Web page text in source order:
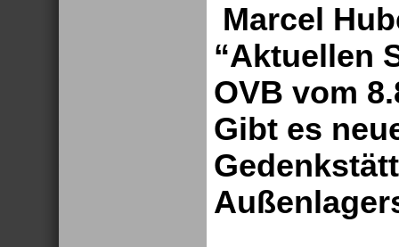
Marcel
“Aktuellen
OVB vom
Gibt es